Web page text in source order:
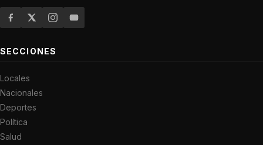
SECCIONES
Locales
Nacionales
Deportes
Política
Salud